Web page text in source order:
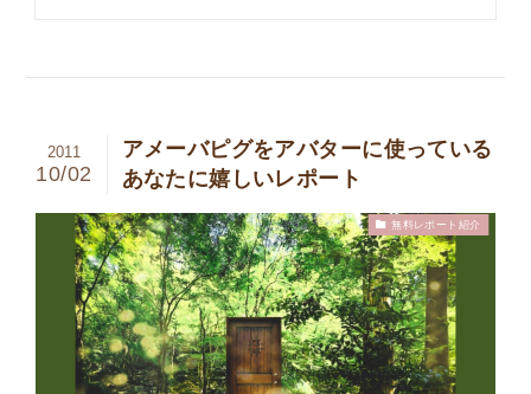
アメーバピグをアバターに使っている
あなたに嬉しいレポート
2011
10/02
無料レポート紹介